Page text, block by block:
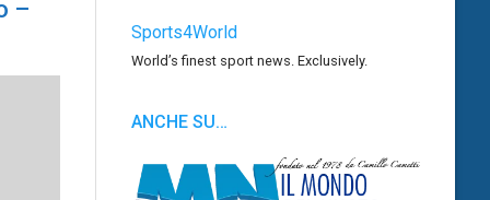
–
Sports4World
World’s finest sport news. Exclusively.
ANCHE SU…